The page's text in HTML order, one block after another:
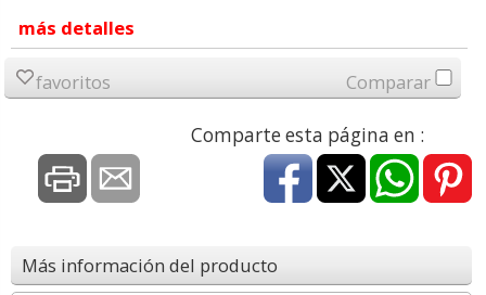
más detalles
favoritos Comparar
Comparte esta página en :
Más información del producto